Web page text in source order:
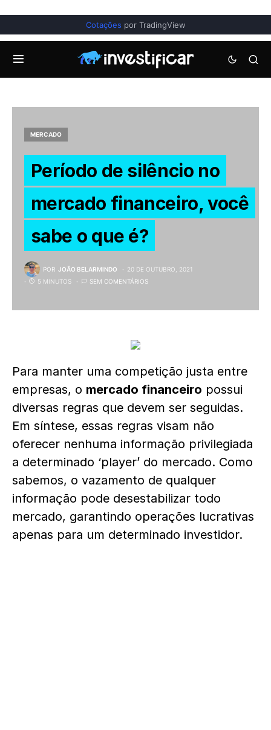
Cotações por TradingView
MERCADO
Período de silêncio no
mercado financeiro, você
sabe o que é?
POR JOÃO BELARMINDO
20 DE OUTUBRO, 2021
5 MINUTOS
SEM COMENTÁRIOS
Para manter uma competição justa entre
empresas, o mercado financeiro possui
diversas regras que devem ser seguidas.
Em síntese, essas regras visam não
oferecer nenhuma informação privilegiada
a determinado ‘player’ do mercado. Como
sabemos, o vazamento de qualquer
informação pode desestabilizar todo
mercado, garantindo operações lucrativas
apenas para um determinado investidor.